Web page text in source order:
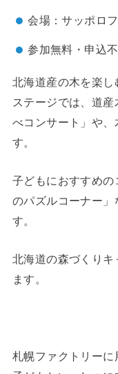
会場：サッポロ
参加無料・申込
北海道産の木を楽し
ステージでは、道
べコンサート」や、
す。
子どもにおすすめ
のパズルコーナー
す。
北海道の森づくり
ます。
札幌ファクトリー